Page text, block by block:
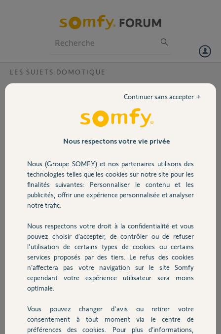
Volet
Sécurité
Domotique
Chauffage
Autres produits
Devis avec un pro
LES SUJETS DOMOTIQUE
Désactivation Tahoma Box
JE viens de revendre ma tahoma Box , pourriez vous la désactiver
afin que le nouveau propriétaire puisse l'activer à nouveau ?
Voici le Code PIN : 1201-5163-2499
Je précise que celle ci a été acheté chez Leroy Merlin et installé par
moi même
je vous remercie vivement
Excellente journée à vous
kamelus K.
il y a presque 10 ans
Participer au fil de discussion
Suite à la conversation que vous avez eu avec Thomas, je vous confirme
la suppression de votre compte ce jour.
Nous respectons votre vie privée
Nous (Groupe SOMFY) et nos partenaires utilisons des
technologies telles que les cookies sur notre site pour les
finalités suivantes: Personnaliser le contenu et les
publicités, offrir une expérience personnalisée et analyser
notre trafic.
Nous respectons votre droit à la confidentialité et vous
pouvez choisir d’accepter, de contrôler ou de refuser
l'utilisation de certains types de cookies ou certains
services proposés par des tiers. Le refus des cookies
n’affectera pas votre navigation sur le site Somfy
cependant votre expérience utilisateur sera moins
optimale.
Vous pouvez changer d'avis ou retirer votre
consentement à tout moment via le centre de
préférences des cookies. Pour plus d’informations,
Continuer sans accepter →